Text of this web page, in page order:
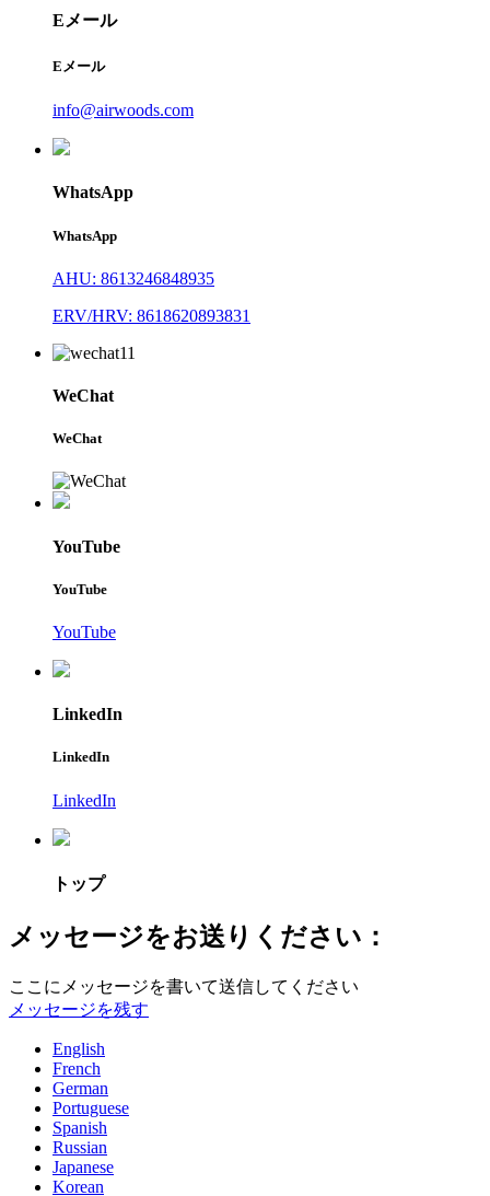
Eメール
Eメール
info@airwoods.com
WhatsApp
WhatsApp
AHU: 8613246848935
ERV/HRV: 8618620893831
WeChat
WeChat
YouTube
YouTube
YouTube
LinkedIn
LinkedIn
LinkedIn
トップ
メッセージをお送りください：
ここにメッセージを書いて送信してください
メッセージを残す
English
French
German
Portuguese
Spanish
Russian
Japanese
Korean